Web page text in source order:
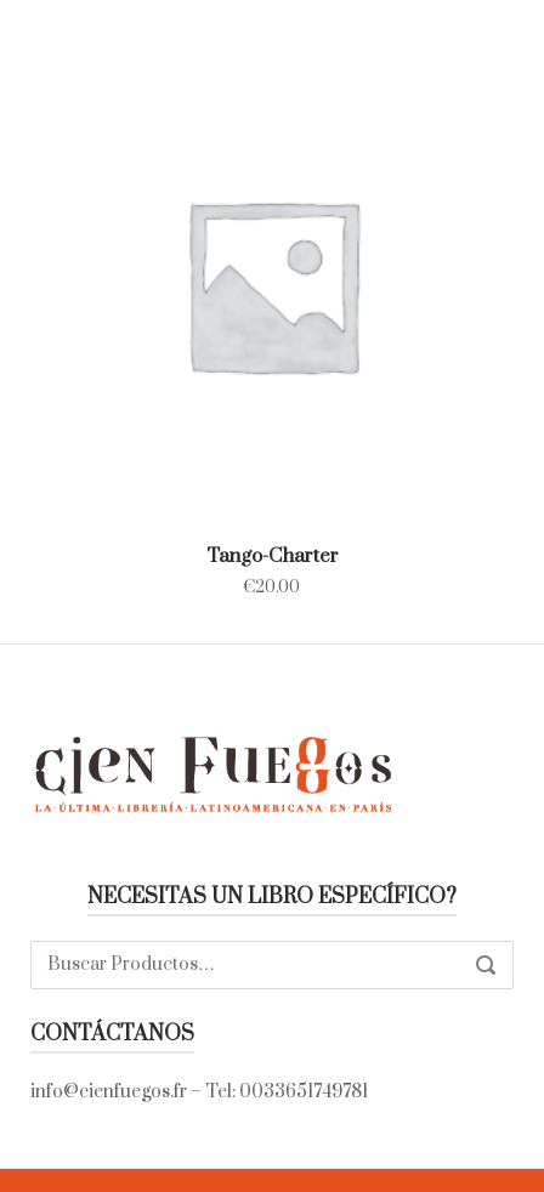
Tango-Charter
€20.00
NECESITAS UN LIBRO ESPECÍFICO?
Buscar:
CONTÁCTANOS
info@cienfuegos.fr – Tel: 0033651749781